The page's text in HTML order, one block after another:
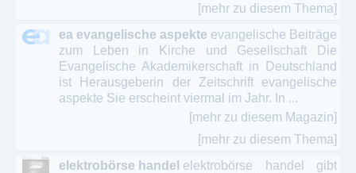
[mehr zu diesem Thema]
ea evangelische aspekte evangelische Beiträge
zum Leben in Kirche und Gesellschaft Die
Evangelische Akademikerschaft in Deutschland
ist Herausgeberin der Zeitschrift evangelische
aspekte Sie erscheint viermal im Jahr. In ...
[mehr zu diesem Magazin]
[mehr zu diesem Thema]
elektrobörse handel elektrobörse handel gibt